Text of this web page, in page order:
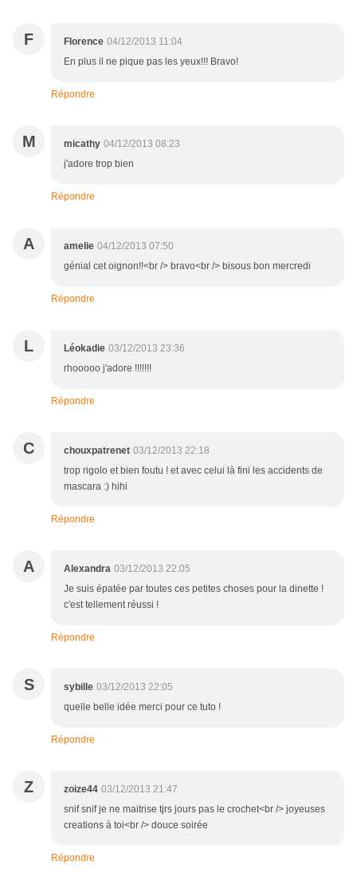
F Florence 04/12/2013 11:04
En plus il ne pique pas les yeux!!! Bravo!
Répondre
M micathy 04/12/2013 08:23
j'adore trop bien
Répondre
A amelie 04/12/2013 07:50
génial cet oignon!!<br /> bravo<br /> bisous bon mercredi
Répondre
L Léokadie 03/12/2013 23:36
rhooooo j'adore !!!!!!!
Répondre
C chouxpatrenet 03/12/2013 22:18
trop rigolo et bien foutu ! et avec celui là fini les accidents de
mascara :) hihi
Répondre
A Alexandra 03/12/2013 22:05
Je suis épatée par toutes ces petites choses pour la dinette !
c'est tellement réussi !
Répondre
S sybille 03/12/2013 22:05
quelle belle idée merci pour ce tuto !
Répondre
Z zoize44 03/12/2013 21:47
snif snif je ne maitrise tjrs jours pas le crochet<br /> joyeuses
creations à toi<br /> douce soirée
Répondre